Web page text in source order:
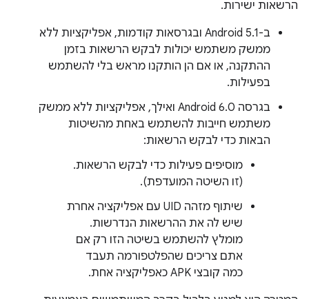
הרשאות ישירות.
ב-Android 5.1 ובגרסאות קודמות, אפליקציות ללא
ממשק משתמש יכולות לבקש הרשאות בזמן
ההתקנה, או אם הן הותקנו מראש בלי להשתמש
בפעילות.
בגרסה Android 6.0 ואילך, אפליקציות ללא ממשק
משתמש חייבות להשתמש באחת מהשיטות
הבאות כדי לבקש הרשאות:
מוסיפים פעילות כדי לבקש הרשאות.
(זו השיטה המועדפת).
שיתוף מזהה UID עם אפליקציה אחרת
שיש לה את ההרשאות הנדרשות.
מומלץ להשתמש בשיטה הזו רק אם
אתם צריכים שהפלטפורמה תעבד
כמה קובצי APK כאפליקציה אחת.